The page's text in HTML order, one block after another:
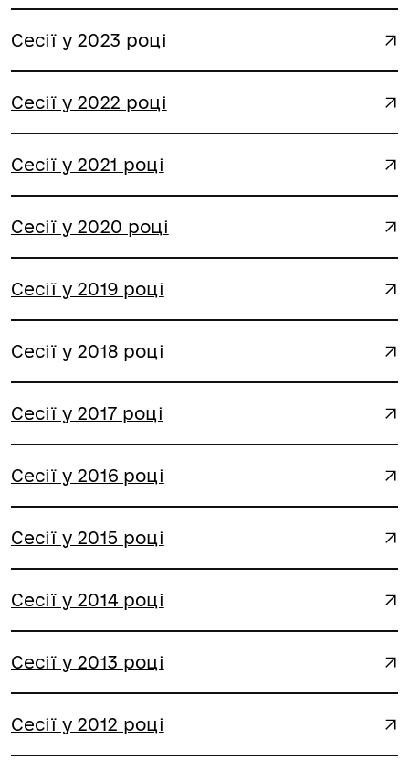
Сесії у 2023 році
Сесії у 2022 році
Сесії у 2021 році
Сесії у 2020 році
Сесії у 2019 році
Сесії у 2018 році
Сесії у 2017 році
Сесії у 2016 році
Сесії у 2015 році
Сесії у 2014 році
Сесії у 2013 році
Сесії у 2012 році